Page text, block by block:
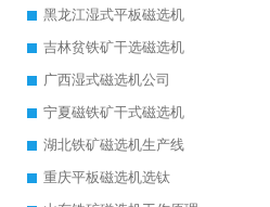
黑龙江湿式平板磁选机
吉林贫铁矿干选磁选机
广西湿式磁选机公司
宁夏磁铁矿干式磁选机
湖北铁矿磁选机生产线
重庆平板磁选机选钛